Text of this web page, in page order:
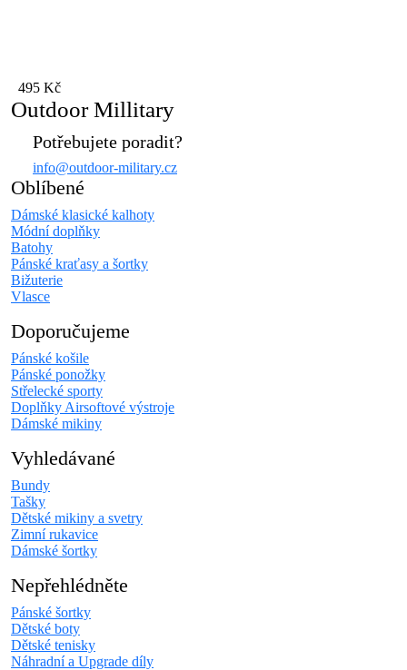
495 Kč
Outdoor Millitary
Potřebujete poradit?
info@outdoor-military.cz
Oblíbené
Dámské klasické kalhoty
Módní doplňky
Batohy
Pánské kraťasy a šortky
Bižuterie
Vlasce
Doporučujeme
Pánské košile
Pánské ponožky
Střelecké sporty
Doplňky Airsoftové výstroje
Dámské mikiny
Vyhledávané
Bundy
Tašky
Dětské mikiny a svetry
Zimní rukavice
Dámské šortky
Nepřehlédněte
Pánské šortky
Dětské boty
Dětské tenisky
Náhradní a Upgrade díly